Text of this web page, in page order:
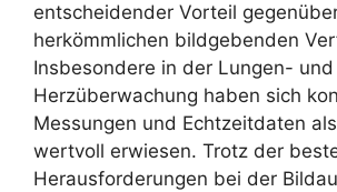
entscheidender Vorteil
herkömmlichen bildgebenden
Insbesondere in der Lungen- und
Herzüberwachung haben sich
Messungen und Echtzeitdaten
wertvoll erwiesen. Trotz der
Herausforderungen bei der